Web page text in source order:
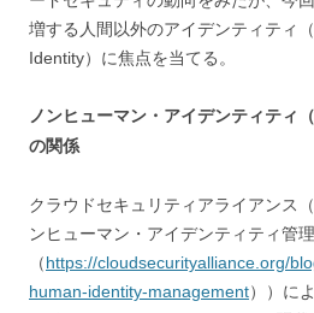
増する人間以外のアイデンティティ
Identity）に焦点を当てる。
ノンヒューマン・アイデンティティ
の関係
クラウドセキュリティアライアンス
ンヒューマン・アイデンティティ管
（https://cloudsecurityalliance.org/
human-identity-management））に